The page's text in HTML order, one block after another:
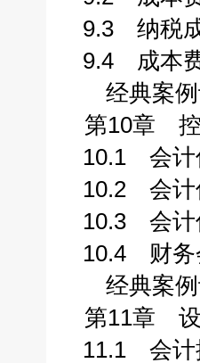
9.3 纳税成
9.4 成本费
经典案例
第10章 控
10.1 会计
10.2 会计
10.3 会计
10.4 财务
经典案例
第11章 设
11.1 会计